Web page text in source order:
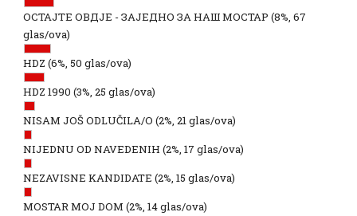
ОСТАЈТЕ ОВДЈЕ - ЗАЈЕДНО ЗА НАШ МОСТАР (8%, 67
glas/ova)
HDZ (6%, 50 glas/ova)
HDZ 1990 (3%, 25 glas/ova)
NISAM JOŠ ODLUČILA/O (2%, 21 glas/ova)
NIJEDNU OD NAVEDENIH (2%, 17 glas/ova)
NEZAVISNE KANDIDATE (2%, 15 glas/ova)
MOSTAR MOJ DOM (2%, 14 glas/ova)